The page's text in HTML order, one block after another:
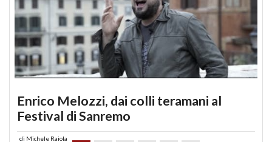
Enrico Melozzi, dai colli teramani al
Festival di Sanremo
di Michele Raiola